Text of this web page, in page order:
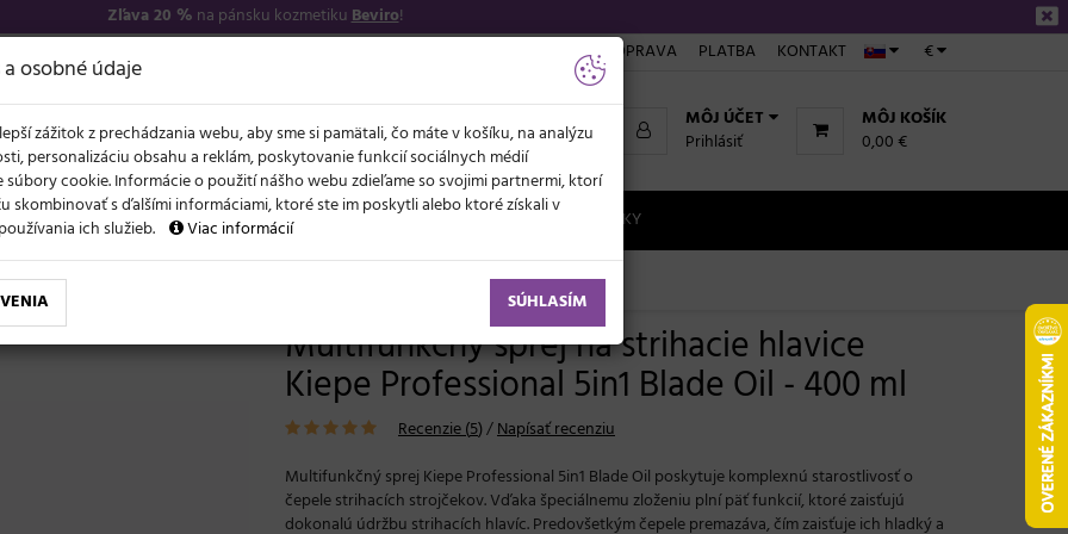
Zľava 20 % na pánsku kozmetikuBeviro!
€
VŠETKO O NÁKUPE DOPRAVA PLATBA KONTAKT
MÔJ KOŠÍK
0,00 €
MÔJ ÚČET
Prihlásiť
NOVO LETO A VLASY AKCIE ZNAČKY NOVINKY
Multifunkčný sprej na strihacie hlavice Kiepe Professional 5in1 Blade Oil - 400 ml
Multifunkčný sprej na strihacie hlavice
Kiepe Professional 5in1 Blade Oil - 400 ml
Recenzie (5)/Napísať recenziu
Multifunkčný sprej Kiepe Professional 5in1 Blade Oil poskytuje komplexnú starostlivosť o
čepele strihacích strojčekov. Vďaka špeciálnemu zloženiu plní päť funkcií, ktoré zaisťujú
dokonalú údržbu strihacích hlavíc. Predovšetkým čepele premazáva, čím zaisťuje ich hladký a
osobné údaje
zážitok z prechádzania webu, aby sme si pamätali, čo máte v košíku, na analýzu
personalizáciu obsahu a reklám, poskytovanie funkcií sociálnych médií
súbory cookie. Informácie o použití nášho webu zdieľame so svojimi partnermi, ktorí
skombinovať s ďalšími informáciami, ktoré ste im poskytli alebo ktoré získali v
ich služieb.
Viac informácií
SÚHLASÍM